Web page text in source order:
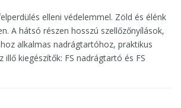
elleni védelemmel. Zöld és élénk
A hátsó részen hosszú szellőzőnyílások,
alkalmas nadrágtartóhoz, praktikus
illő kiegészítők: FS nadrágtartó és FS